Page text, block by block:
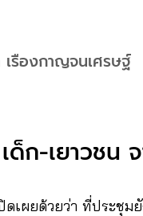
รืองกาญจนเศรษฐ์
ก-เยาวชน
เผยด้วยว่า ที่ประชุม